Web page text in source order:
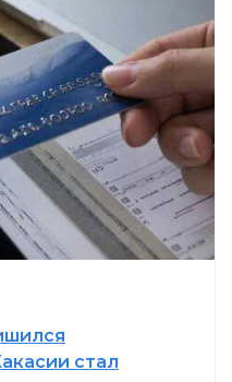
стал